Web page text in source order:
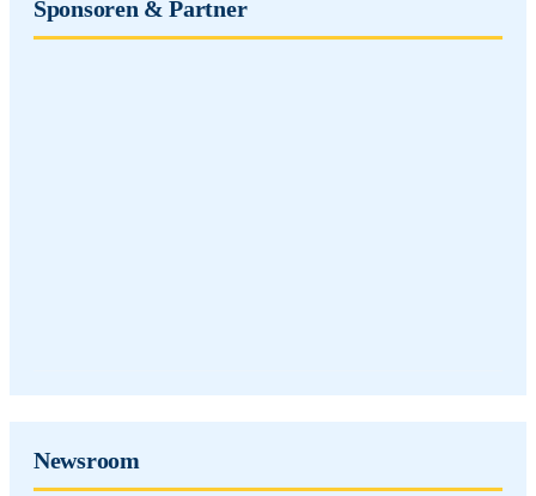
Sponsoren & Partner
Newsroom